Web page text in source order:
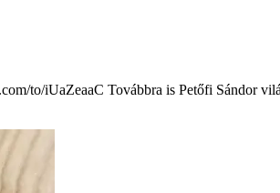
to/iUaZeaaC Továbbra is Petőfi Sándor